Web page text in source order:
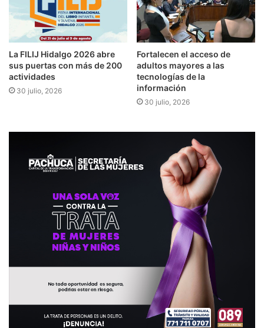
​​La FILIJ Hidalgo 2026 abre
sus puertas con más de 200
actividades
30 julio, 2026
Fortalecen el acceso de
adultos mayores a las
tecnologías de la
información
30 julio, 2026